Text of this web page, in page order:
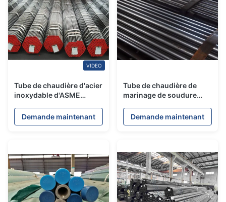
VIDEO
Tube de chaudière d'acier
inoxydable d'ASME
l'économiseur
Demande maintenant
Tube de chaudière de
marinage de soudure
l'échangeur de chaleur
Demande maintenant